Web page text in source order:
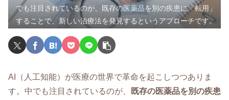
でも注目されているのが、既存の医薬品を別の疾患に「転用」
することで、新しい治療法を発見するというアプローチです。
AI（人工知能）が医療の世界で革命を起こしつつありま
す。中でも注目されているのが、
既存の医薬品を別の疾患